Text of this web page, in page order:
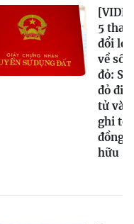
5 thay
đổi lớn
về sổ
đỏ: Sổ
đỏ
tử và
ghi tên
đồng
hữu